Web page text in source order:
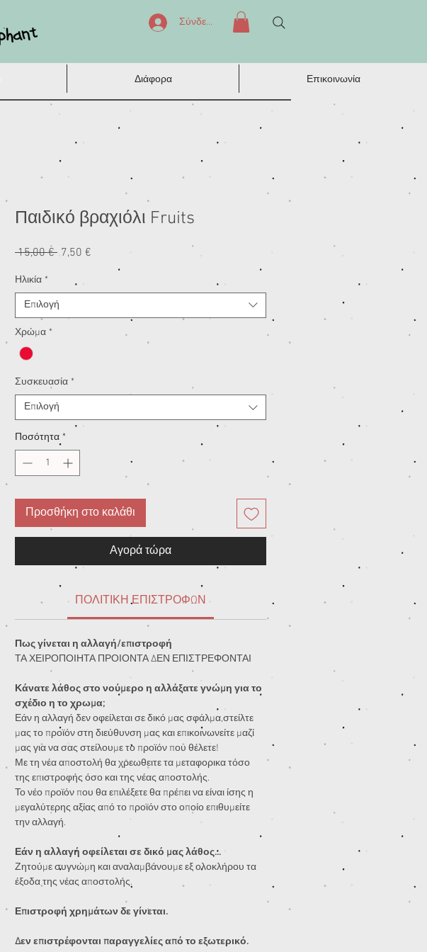
Σύνδεση
Διάφορα Επικοινωνία
Παιδικό βραχιόλι Fruits
15,00 € Κανονική
7,50 €
Έκπτωσης
Ηλικία *
Επιλογή
Χρώμα *
Συσκευασία *
Επιλογή
Ποσότητα *
Προσθήκη στο καλάθι
Αγορά τώρα
ΠΟΛΙΤΙΚΗ ΕΠΙΣΤΡΟΦΩΝ
Πως γίνεται η αλλαγή/επιστροφή
ΤΑ ΧΕΙΡΟΠΟΙΗΤΑ ΠΡΟΙΟΝΤΑ ΔΕΝ ΕΠΙΣΤΡΕΦΟΝΤΑΙ
Κάνατε λάθος στο νούμερο η αλλάξατε γνώμη για το
σχέδιο η το χρωμα;
Εάν η αλλαγή δεν οφείλεται σε δικό μας σφάλμα,στείλτε
μας το προϊόν στη διεύθυνση μας και επικοινωνείτε μαζί
μας για να σας στείλουμε το προϊόν που θέλετε!
Με τη νέα αποστολή θα χρεωθειτε τα μεταφορικα τόσο
της επιστροφής όσο και της νέας αποστολής.
Το νέο προϊόν που θα επιλέξετε θα πρέπει να είναι ίσης η
μεγαλύτερης αξίας από το προϊόν στο οποίο επιθυμείτε
την αλλαγή.
Εάν η αλλαγή οφείλεται σε δικό μας λάθος...
Ζητούμε συγνώμη και αναλαμβάνουμε εξ ολοκλήρου τα
έξοδα της νέας αποστολής.
Επιστροφή χρημάτων δε γίνεται.
Δεν επιστρέφονται παραγγελίες από το εξωτερικό.